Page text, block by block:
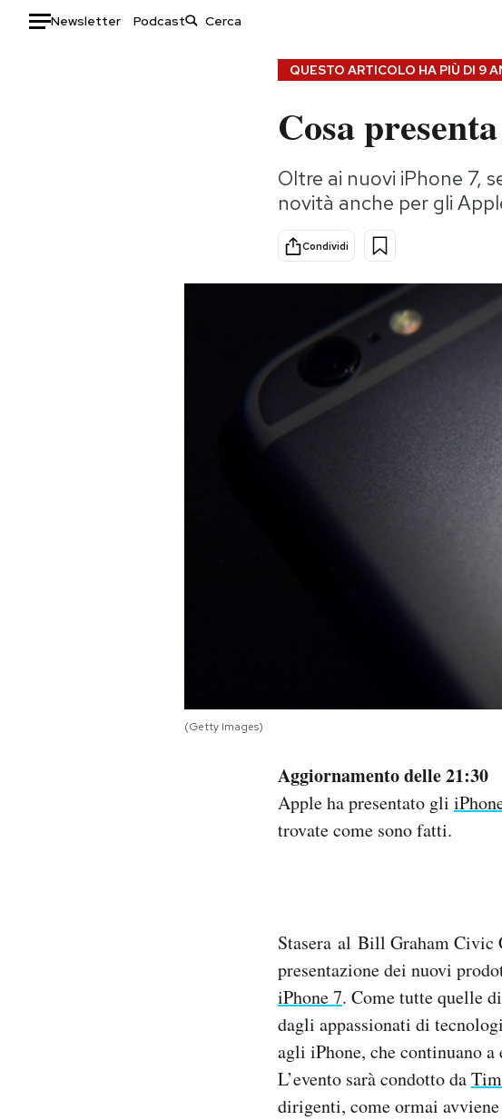
Newsletter Podcast
Consumismi
Storie/Idee
Ok Boomer!
Media
Mondiali calcio 2026
QUESTO ARTICOLO HA PIÙ DI 9
Cosa
Oltre ai nuovi iPhone 7,
novità anche per gli
Condividi
(Getty Images)
Aggiornamento delle 21:30
Apple ha presentato gli
trovate come sono fatti.
Stasera al Bill Graham Civic
presentazione dei nuovi
iPhone 7. Come tutte quelle
dagli appassionati di
agli iPhone, che continuano
L’evento sarà condotto da
dirigenti, come ormai